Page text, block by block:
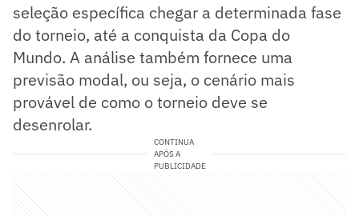
seleção específica chegar a determinada fase
do torneio, até a conquista da Copa do
Mundo. A análise também fornece uma
previsão modal, ou seja, o cenário mais
provável de como o torneio deve se
desenrolar.
CONTINUA
APÓS A
PUBLICIDADE